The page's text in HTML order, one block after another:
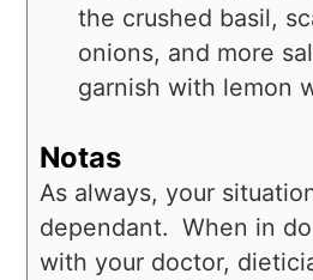
the crushed basil,
onions, and more
garnish with lemon
Notas
As always, your
dependant. When in
with your doctor,